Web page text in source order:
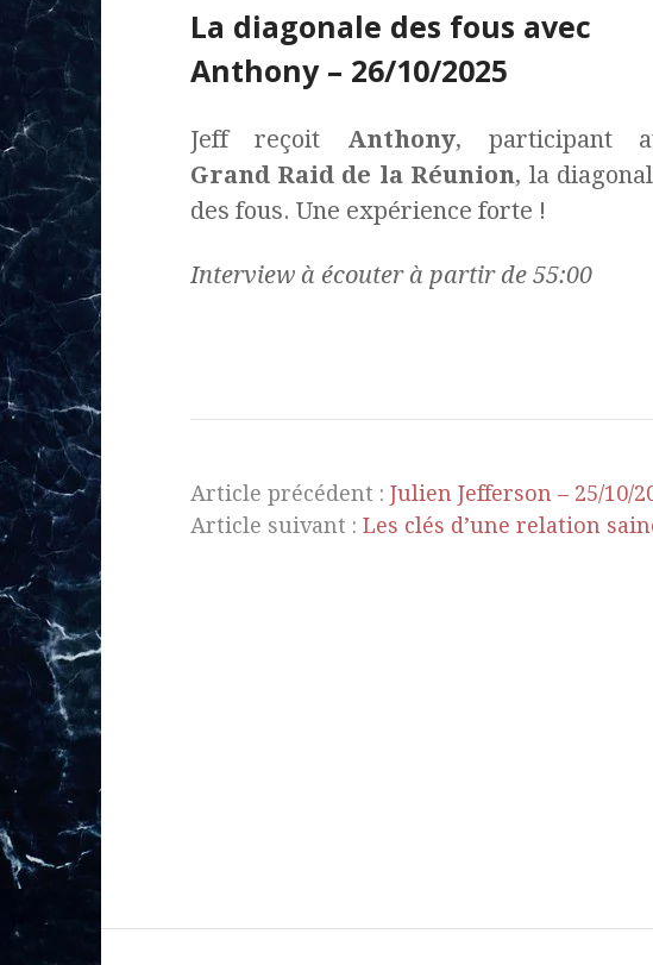
La diagonale des fous avec
Anthony – 26/10/2025
Jeff reçoit Anthony, participant
Grand Raid de la Réunion, la
des fous. Une expérience forte !
Interview à écouter à partir de 55:00
Article précédent : Julien Jefferson – 25/10/
Article suivant : Les clés d’une relation